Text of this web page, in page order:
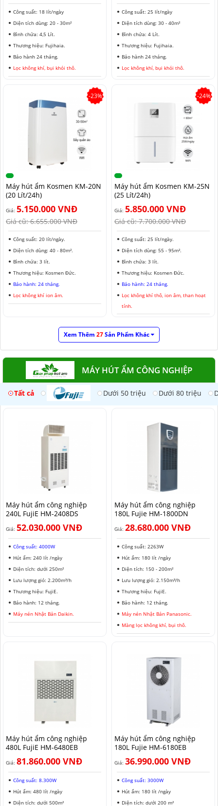
Công suất: 18 lít/ngày
Diện tích dùng: 20 - 30m²
Bình chứa: 4,5 Lít.
Thương hiệu: Fujihaia.
Bảo hành 24 tháng.
Lọc không khí, bụi khói thô.
Công suất: 25 lít/ngày
Diện tích dùng: 30 - 40m²
Bình chứa: 4 Lít.
Thương hiệu: Fujihaia.
Bảo hành 24 tháng.
Lọc không khí, bụi khói thô.
-23%
Máy hút ẩm Kosmen KM-20N
(20 Lít/24h)
Giá: 5.150.000 VNĐ
Giá cũ:6.655.000 VNĐ
Công suất: 20 lít/ngày.
Diện tích dùng: 40 - 80m².
Bình chứa: 3 lít.
Thương hiệu: Kosmen Đức.
Bảo hành: 24 tháng.
Lọc không khí ion âm.
-24%
Máy hút ẩm Kosmen KM-25N
(25 Lít/24h)
Giá: 5.850.000 VNĐ
Giá cũ:7.700.000 VNĐ
Công suất: 25 lít/ngày.
Diện tích dùng: 55 - 95m².
Bình chứa: 3 lít.
Thương hiệu: Kosmen Đức.
Bảo hành: 24 tháng.
Lọc không khí thô, ion âm, than hoạt
tính.
Xem Thêm 27Sản Phẩm Khác
MÁY HÚT ẨM CÔNG NGHIỆP
Tất cả Dưới 50 triệu Dưới 80 triệu
Máy hút ẩm công nghiệp
240L FujiE HM-2408DS​
Giá: 52.030.000 VNĐ
Công suất: 4000W
Hút ẩm: 240 lít /ngày
Diện tích: dưới 250m²
Lưu lượng gió: 2.200m³/h
Thương hiệu: FujiE.
Bảo hành: 12 tháng.
Máy nén Nhật Bản Daikin.
Máy hút ẩm công nghiệp
180L Fujie HM-1800DN
Giá: 28.680.000 VNĐ
Công suất: 2263W
Hút ẩm: 180 lít /ngày
Diện tích: 150 - 200m²
Lưu lượng gió: 2.150m³/h
Thương hiệu: FujiE.
Bảo hành: 12 tháng.
Máy nén Nhật Bản Panasonic.
Màng lọc không khí, bụi thô.
Máy hút ẩm công nghiệp
480L FujiE HM-6480EB
Giá: 81.860.000 VNĐ
Công suất: 8.300W
Hút ẩm: 480 lít /ngày
Diện tích: dưới 500m²
Máy hút ẩm công nghiệp
180L Fujie HM-6180EB
Giá: 36.990.000 VNĐ
Công suất: 3000W
Hút ẩm: 180 lít /ngày
Diện tích: dưới 200 m²